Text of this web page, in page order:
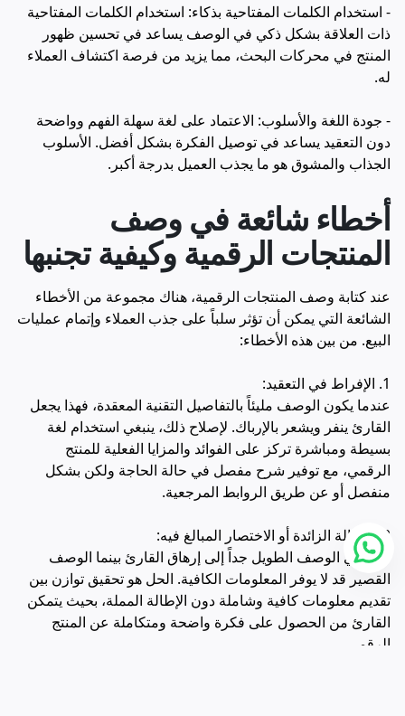
- استخدام الكلمات المفتاحية بذكاء: استخدام الكلمات المفتاحية
ذات العلاقة بشكل ذكي في الوصف يساعد في تحسين ظهور
المنتج في محركات البحث، مما يزيد من فرصة اكتشاف العملاء
له.
- جودة اللغة والأسلوب: الاعتماد على لغة سهلة الفهم وواضحة
دون التعقيد يساعد في توصيل الفكرة بشكل أفضل. الأسلوب
الجذاب والمشوق هو ما يجذب العميل بدرجة أكبر.
أخطاء شائعة في وصف
المنتجات الرقمية وكيفية تجنبها
عند كتابة وصف المنتجات الرقمية، هناك مجموعة من الأخطاء
الشائعة التي يمكن أن تؤثر سلباً على جذب العملاء وإتمام عمليات
البيع. من بين هذه الأخطاء:
1. الإفراط في التعقيد:
عندما يكون الوصف مليئاً بالتفاصيل التقنية المعقدة، فهذا يجعل
القارئ ينفر ويشعر بالإرباك. لإصلاح ذلك، ينبغي استخدام لغة
بسيطة ومباشرة تركز على الفوائد والمزايا الفعلية للمنتج
الرقمي، مع توفير شرح مفصل في حالة الحاجة ولكن بشكل
منفصل أو عن طريق الروابط المرجعية.
2. الإطالة الزائدة أو الاختصار المبالغ فيه:
قد يؤدي الوصف الطويل جداً إلى إرهاق القارئ بينما الوصف
القصير قد لا يوفر المعلومات الكافية. الحل هو تحقيق توازن بين
تقديم معلومات كافية وشاملة دون الإطالة المملة، بحيث يتمكن
القارئ من الحصول على فكرة واضحة ومتكاملة عن المنتج
الرقمي.